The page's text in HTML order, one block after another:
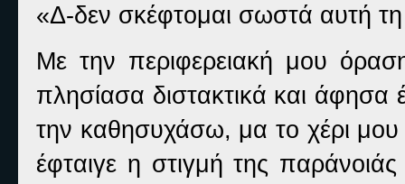
«Δ-δεν σκέφτομαι σωστά αυτή τη
Με την περιφερειακή μου
πλησίασα διστακτικά και
την καθησυχάσω, μα το χέρι
έφταιγε η στιγμή της